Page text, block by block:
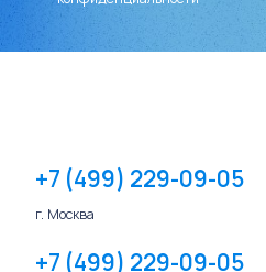
+7 (499) 229-09-05
г. Москва
+7 (499) 229-09-05